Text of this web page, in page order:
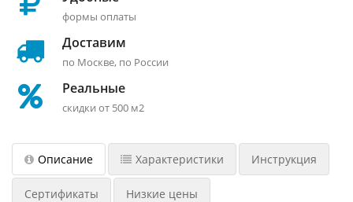
формы оплаты
Доставим
по Москве, по России
Реальные
скидки от 500 м2
Описание Характеристики Инструкция
Сертификаты Низкие цены